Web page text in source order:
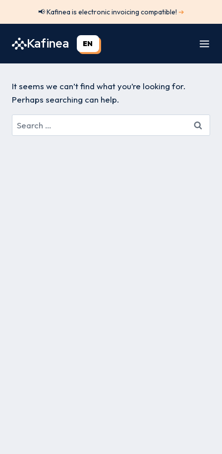
📢 Kafinea is electronic invoicing compatible! ➔
Kafinea EN
It seems we can’t find what you’re looking for.
Perhaps searching can help.
Search
for: